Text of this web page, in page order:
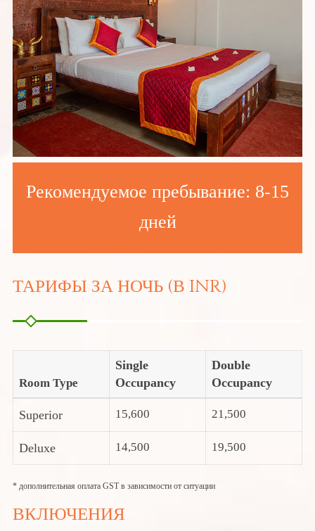
Рекомендуемое пребывание: 8-15
дней
ТАРИФЫ ЗА НОЧЬ (В INR)
Room Type
Single
Occupancy
Double
Occupancy
Superior 15,600 21,500
Deluxe 14,500 19,500
* дополнительная оплата GST в зависимости от ситуации
ВКЛЮЧЕНИЯ